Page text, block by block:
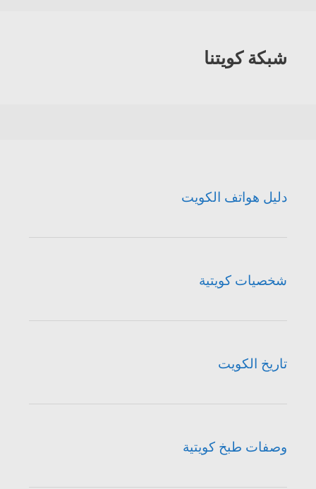
شبكة كويتنا
دليل هواتف الكويت
شخصيات كويتية
تاريخ الكويت
وصفات طبخ كويتية